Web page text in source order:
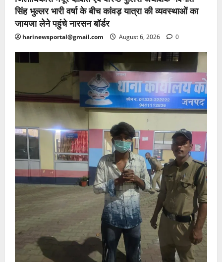
सिंह भुल्लर भारी वर्षा के बीच कांवड़ यात्रा की व्यवस्थाओं का
जायजा लेने पहुंचे नारसन बॉर्डर
harinewsportal@gmail.com August 6, 2026 0